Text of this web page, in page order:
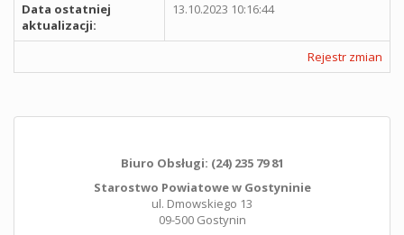
Data ostatniej
aktualizacji:
13.10.2023 10:16:44
Rejestr zmian
Biuro Obsługi: (24) 235 79 81
Starostwo Powiatowe w Gostyninie
ul. Dmowskiego 13
09-500 Gostynin